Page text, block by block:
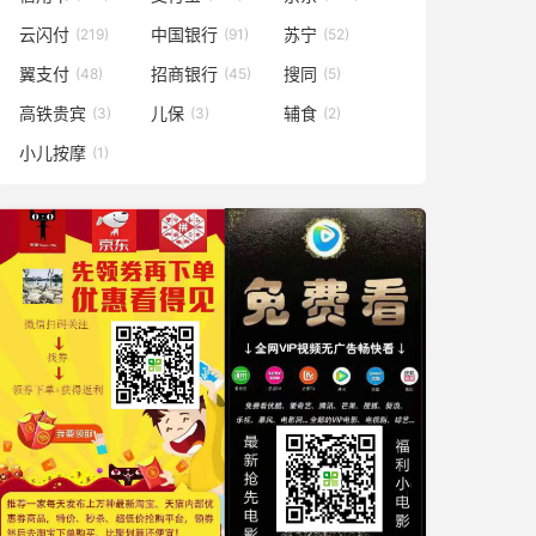
云闪付 (219) 中国银行 (91) 苏宁 (52)
翼支付 (48) 招商银行 (45) 搜同 (5)
高铁贵宾 (3) 儿保 (3) 辅食 (2)
小儿按摩 (1)